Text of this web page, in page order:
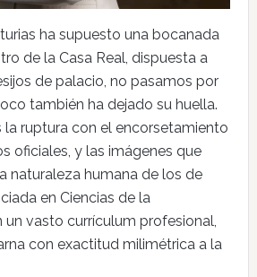
ha supuesto una bocanada
de la Casa Real, dispuesta a
de palacio, no pasamos por
también ha dejado su huella.
la ruptura con el encorsetamiento
oficiales, y las imágenes que
naturaleza humana de los de
en Ciencias de la
vasto currículum profesional,
con exactitud milimétrica a la